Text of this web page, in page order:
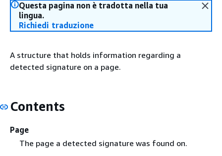
Questa pagina non è tradotta nella tua
lingua.
Richiedi traduzione
A structure that holds information regarding a
detected signature on a page.
Contents
Page
The page a detected signature was found on.